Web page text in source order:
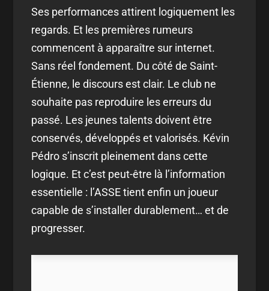
Ses performances attirent logiquement les
regards. Et les premières rumeurs
commencent à apparaître sur internet.
Sans réel fondement. Du côté de Saint-
Étienne, le discours est clair. Le club ne
souhaite pas reproduire les erreurs du
passé. Les jeunes talents doivent être
conservés, développés et valorisés. Kévin
Pédro s’inscrit pleinement dans cette
logique. Et c’est peut-être là l’information
essentielle : l’ASSE tient enfin un joueur
capable de s’installer durablement… et de
progresser.